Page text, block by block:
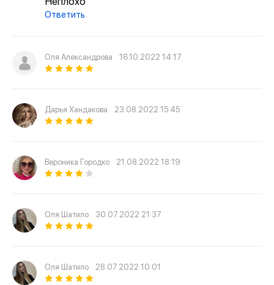
Ответить
Оля Александрова 16.10.2022 14:17
Дарья Хандакова 23.08.2022 15:45
Вероника Городко 21.08.2022 18:19
Оля Шатило 30.07.2022 21:37
Оля Шатило 28.07.2022 10:01